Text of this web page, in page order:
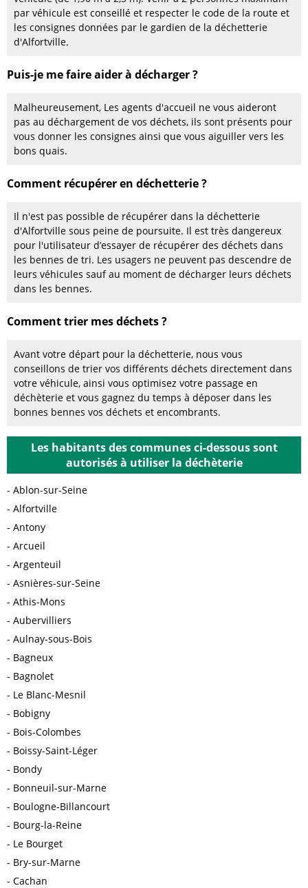
par véhicule est conseillé et respecter le code de la route et
les consignes données par le gardien de la déchetterie
d'Alfortville.
Puis-je me faire aider à décharger ?
Malheureusement, Les agents d'accueil ne vous aideront
pas au déchargement de vos déchets, ils sont présents pour
vous donner les consignes ainsi que vous aiguiller vers les
bons quais.
Comment récupérer en déchetterie ?
Il n'est pas possible de récupérer dans la déchetterie
d'Alfortville sous peine de poursuite. Il est très dangereux
pour l'utilisateur d’essayer de récupérer des déchets dans
les bennes de tri. Les usagers ne peuvent pas descendre de
leurs véhicules sauf au moment de décharger leurs déchets
dans les bennes.
Comment trier mes déchets ?
Avant votre départ pour la déchetterie, nous vous
conseillons de trier vos différents déchets directement dans
votre véhicule, ainsi vous optimisez votre passage en
déchèterie et vous gagnez du temps à déposer dans les
bonnes bennes vos déchets et encombrants.
Les habitants des communes ci-dessous sont
autorisés à utiliser la déchèterie
Ablon-sur-Seine
Alfortville
Antony
Arcueil
Argenteuil
Asnières-sur-Seine
Athis-Mons
Aubervilliers
Aulnay-sous-Bois
Bagneux
Bagnolet
Le Blanc-Mesnil
Bobigny
Bois-Colombes
Boissy-Saint-Léger
Bondy
Bonneuil-sur-Marne
Boulogne-Billancourt
Bourg-la-Reine
Le Bourget
Bry-sur-Marne
Cachan